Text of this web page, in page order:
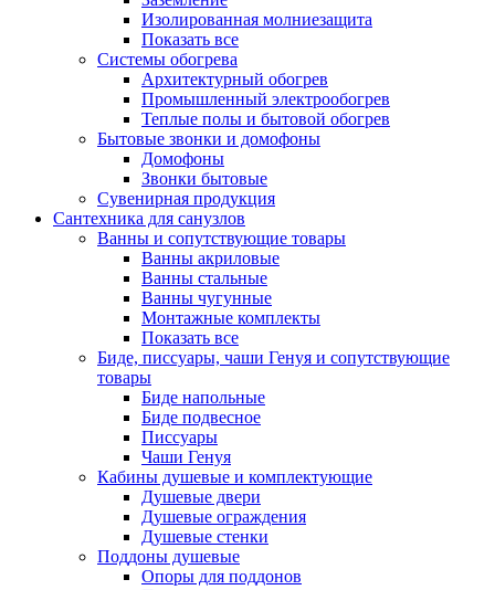
Изолированная молниезащита
Показать все
Системы обогрева
Архитектурный обогрев
Промышленный электрообогрев
Теплые полы и бытовой обогрев
Бытовые звонки и домофоны
Домофоны
Звонки бытовые
Сувенирная продукция
Сантехника для санузлов
Ванны и сопутствующие товары
Ванны акриловые
Ванны стальные
Ванны чугунные
Монтажные комплекты
Показать все
Биде, писсуары, чаши Генуя и сопутствующие
товары
Биде напольные
Биде подвесное
Писсуары
Чаши Генуя
Кабины душевые и комплектующие
Душевые двери
Душевые ограждения
Душевые стенки
Поддоны душевые
Опоры для поддонов